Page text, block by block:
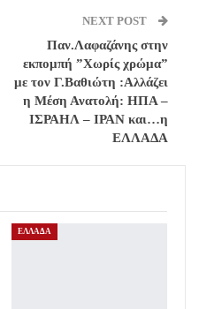
NEXT POST
Παν.Λαφαζάνης στην
εκπομπή ”Χωρίς χρώμα”
με τον Γ.Βαθιώτη :Αλλάζει
η Μέση Ανατολή: ΗΠΑ –
ΙΣΡΑΗΛ – ΙΡΑΝ και…η
ΕΛΛΑΔΑ
ΕΛΛΑΔΑ